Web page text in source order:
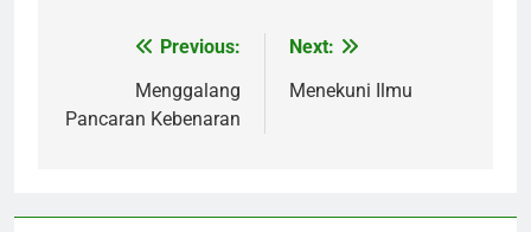
NavigasiPrevious:
Menggalang
Pancaran Kebenaran
Next:
Menekuni Ilmu